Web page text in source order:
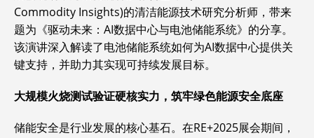
Commodity Insights)的清洁能源技术研究分析师，带来
题为《驱动未来：AI数据中心与电池储能系统》的分享。
该演讲深入解读了电池储能系统如何为AI数据中心提供关
键支持，并助力其实现可持续发展目标。
大规模火烧测试验证硬核实力，筑牢绿色能源安全底座
储能安全是行业发展的核心基石。在RE+2025展会期间，